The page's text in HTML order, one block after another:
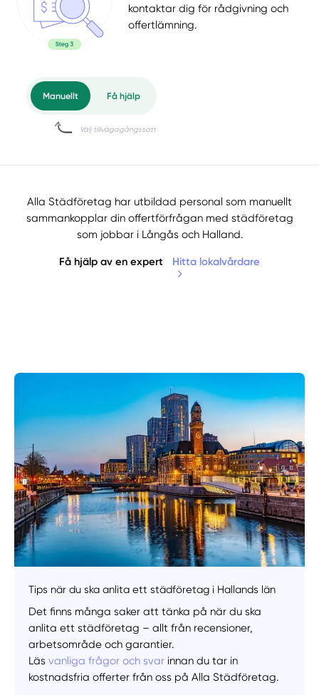
kontaktar dig för rådgivning och
offertlämning.
Välj tillvägagångssätt
Alla Städföretag har utbildad personal som manuellt
sammankopplar din offertförfrågan med städföretag
som jobbar i Långås och Halland.
Få hjälp av en expert Hitta lokalvårdare
Tips när du ska anlita ett städföretag i Hallands län
Det finns många saker att tänka på när du ska
anlita ett städföretag – allt från recensioner,
arbetsområde och garantier.
Läsvanliga frågor och svar innan du tar in
kostnadsfria offerter från oss på Alla Städföretag.